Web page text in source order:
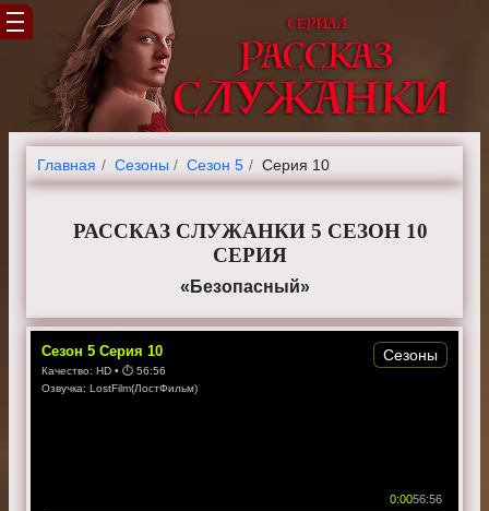
Главная Cезоны Сезон 5 Серия 10
РАССКАЗ СЛУЖАНКИ 5 СЕЗОН 10
СЕРИЯ
«Безопасный»
Сезон 5 Серия 10
Качество: HD • ⏱ 56:56
Озвучка: LostFilm(ЛостФильм)
0:0056:56
Сезоны